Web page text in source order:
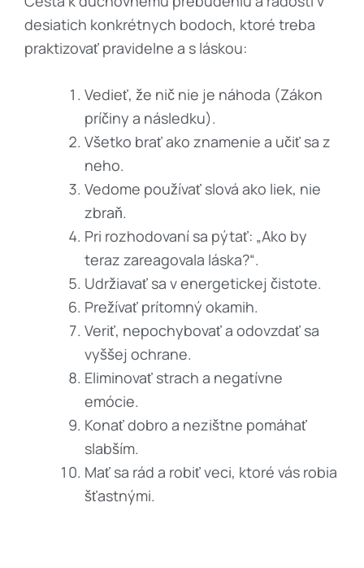
desiatich konkrétnych bodoch, ktoré treba
praktizovať pravidelne a s láskou:
Vedieť, že nič nie je náhoda (Zákon
príčiny a následku).
Všetko brať ako znamenie a učiť sa z
neho.
Vedome používať slová ako liek, nie
zbraň.
Pri rozhodovaní sa pýtať: „Ako by
teraz zareagovala láska?“.
Udržiavať sa v energetickej čistote.
Prežívať prítomný okamih.
Veriť, nepochybovať a odovzdať sa
vyššej ochrane.
Eliminovať strach a negatívne
emócie.
Konať dobro a nezištne pomáhať
slabším.
Mať sa rád a robiť veci, ktoré vás robia
šťastnými.